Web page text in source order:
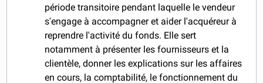
période transitoire pendant laquelle le vendeur
s'engage à accompagner et aider l'acquéreur à
reprendre l'activité du fonds. Elle sert
notamment à présenter les fournisseurs et la
clientèle, donner les explications sur les affaires
en cours, la comptabilité, le fonctionnement du